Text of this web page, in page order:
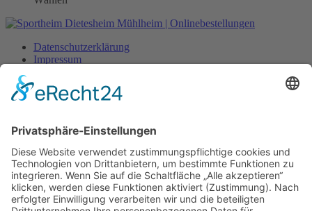
Datenschutzerklärung
Impressum
Lieferung
Zahlungsarten
Adresse Ändern
Lieferung Pickup